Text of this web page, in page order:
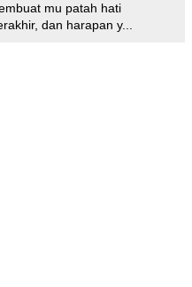
mu patah hati
dan harapan y...